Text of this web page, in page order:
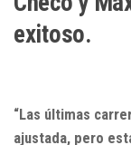
exitoso.
“Las últimas
ajustada, pero